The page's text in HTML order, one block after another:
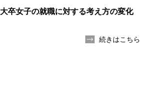
大卒女子の就職に対する考え方の変化
続きはこちら